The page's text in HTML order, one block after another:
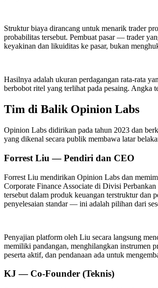
Struktur biaya dirancang untuk menarik trader
probabilitas tersebut. Pembuat pasar — trader
keyakinan dan likuiditas ke pasar, bukan
Hasilnya adalah ukuran perdagangan rata-rata
berbobot ritel yang terlihat pada pesaing. Angka
Tim di Balik Opinion Labs
Opinion Labs didirikan pada tahun 2023 dan
yang dikenal secara publik membawa latar
Forrest Liu — Pendiri dan CEO
Forrest Liu mendirikan Opinion Labs dan
Corporate Finance Associate di Divisi
tersebut dalam produk keuangan terstruktur
penyelesaian standar — ini adalah pilihan dari
Penyajian platform oleh Liu secara langsung
memiliki pandangan, menghilangkan instrumen
peserta aktif, dan pendanaan ada untuk
KJ — Co-Founder (Teknis)